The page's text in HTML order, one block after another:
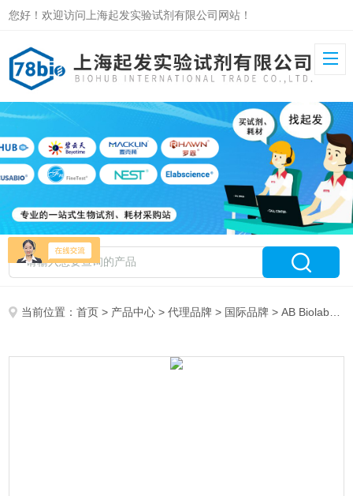
您好！欢迎访问上海起发实验试剂有限公司网站！
当前位置：首页 > 产品中心 >代理品牌 > 国际品牌 > AB Biolabs 特约总代理